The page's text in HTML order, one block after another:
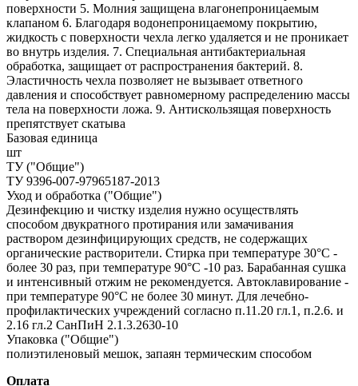
поверхности 5. Молния защищена влагонепроницаемым
клапаном 6. Благодаря водонепроницаемому покрытию,
жидкость с поверхности чехла легко удаляется и не проникает
во внутрь изделия. 7. Специальная антибактериальная
обработка, защищает от распространения бактерий. 8.
Эластичность чехла позволяет не вызывает ответного
давления и способствует равномерному распределению массы
тела на поверхности ложа. 9. Антискользящая поверхность
препятствует скатыва
Базовая единица
шт
ТУ ("Общие")
ТУ 9396-007-97965187-2013
Уход и обработка ("Общие")
Дезинфекцию и чистку изделия нужно осуществлять
способом двукратного протирания или замачивания
раствором дезинфицирующих средств, не содержащих
органические растворители. Стирка при температуре 30°С -
более 30 раз, при температуре 90°С -10 раз. Барабанная сушка
и интенсивный отжим не рекомендуется. Автоклавирование -
при температуре 90°С не более 30 минут. Для лечебно-
профилактических учреждений согласно п.11.20 гл.1, п.2.6. и
2.16 гл.2 СанПиН 2.1.3.2630-10
Упаковка ("Общие")
полиэтиленовый мешок, запаян термическим способом
Оплата